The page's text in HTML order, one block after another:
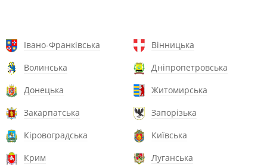
Івано-Франківська
Вінницька
Волинська
Дніпропетровська
Донецька
Житомирська
Закарпатська
Запорізька
Кіровоградська
Київська
Крим
Луганська